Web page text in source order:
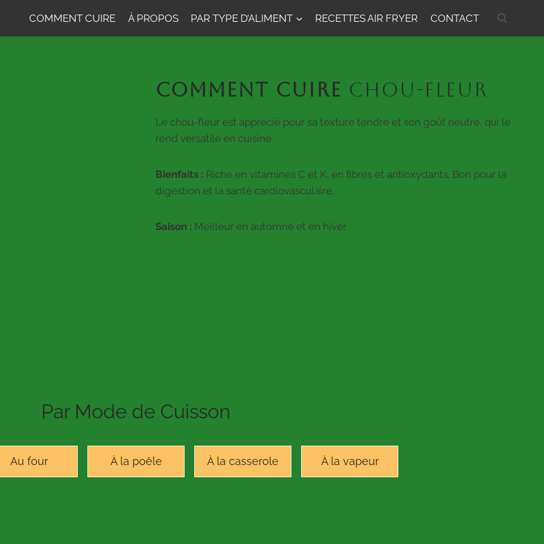
COMMENT CUIRE À PROPOS PAR TYPE D’ALIMENT RECETTES AIR FRYER CONTACT
COMMENT CUIRE CHOU-FLEUR
Le chou-fleur est apprécié pour sa texture tendre et son goût neutre, qui le
rend versatile en cuisine.
Bienfaits : Riche en vitamines C et K, en fibres et antioxydants. Bon pour la
digestion et la santé cardiovasculaire.
Saison : Meilleur en automne et en hiver.
Par Mode de Cuisson
Au four À la poêle À la casserole À la vapeur